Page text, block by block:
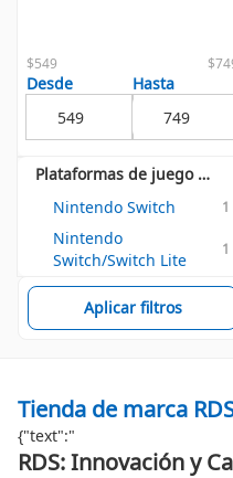
$549
Desde Hasta
Plataformas de juego soportadas
Nintendo Switch
1
Nintendo
Switch/Switch Lite
1
Aplicar filtros
Tienda de marca
{"text":"
RDS: Innovación y